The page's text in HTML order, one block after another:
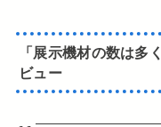
「展示機材の数は多
ビュー